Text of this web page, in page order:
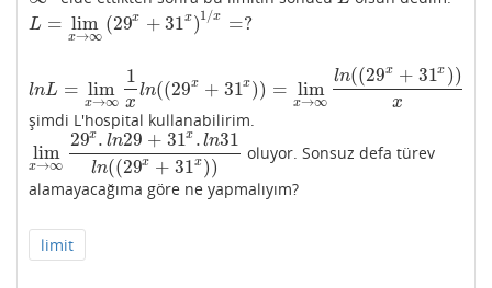
L = lim
x→∞
(29x + 31x)1/x =?
L= lim x→∞ 29x+ 31x)1/x=?
lnL = lim
x→∞
1
x
ln((29x + 31x)) = lim
x→∞
ln((29x + 31x ))
x
lnL= lim x→∞ 1xln((29x+31x) =limx→∞ n((29 x+31x))x
şimdi L'hospital kullanabilirim.
lim
x→∞
29x. ln29 + 31x . ln31
ln((29x + 31x))
limx→∞29x.ln29+31x.ln31ln(( 29x+31x ))
oluyor. Sonsuz defa türev
alamayacağıma göre ne yapmalıyım?
limit